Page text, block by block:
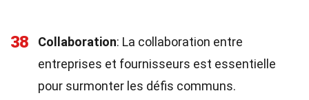
38 Collaboration: La collaboration entre
entreprises et fournisseurs est essentielle
pour surmonter les défis communs.